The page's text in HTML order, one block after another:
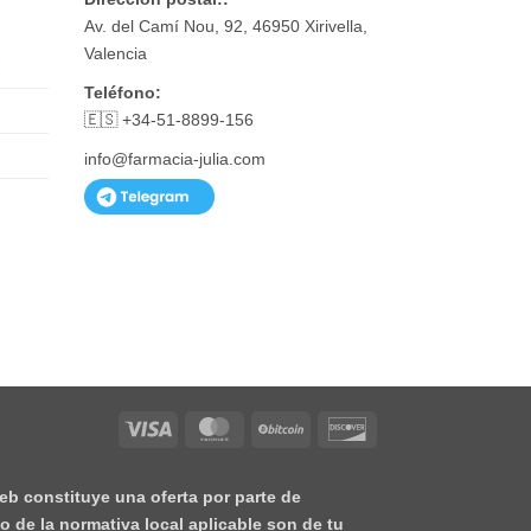
Av. del Camí Nou, 92, 46950 Xirivella,
Valencia
Teléfono:
🇪🇸 +34-51-8899-156
info@farmacia-julia.com
Visa MasterCardBitCoin
constituye una oferta por parte de
de la normativa local aplicable son de tu